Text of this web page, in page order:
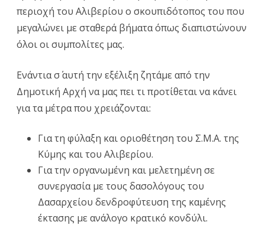
περιοχή του Αλιβερίου ο σκουπιδότοπος του που
μεγαλώνει με σταθερά βήματα όπως διαπιστώνουν
όλοι οι συμπολίτες μας.
Ενάντια σ΄ αυτή την εξέλιξη ζητάμε από την
Δημοτική Αρχή να μας πει τι προτίθεται να κάνει
για τα μέτρα που χρειάζονται:
Για τη φύλαξη και οριοθέτηση του Σ.Μ.Α. της
Κύμης και του Αλιβερίου.
Για την οργανωμένη και μελετημένη σε
συνεργασία με τους δασολόγους του
Δασαρχείου δενδροφύτευση της καμένης
έκτασης με ανάλογο κρατικό κονδύλι.